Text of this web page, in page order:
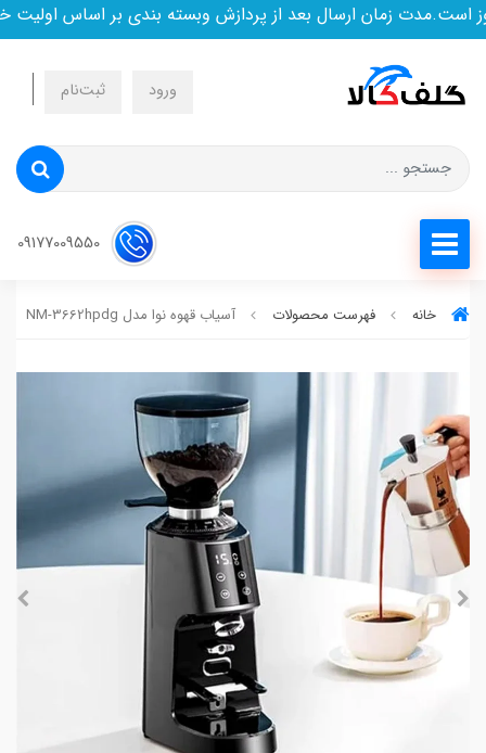
زمان ارسال بعد از پردازش وبسته بندی بر اساس اولیت
ورود ثبت‌نام
خانه فهرست محصولات آسیاب قهوه نوا مدل NM-3662hpdg